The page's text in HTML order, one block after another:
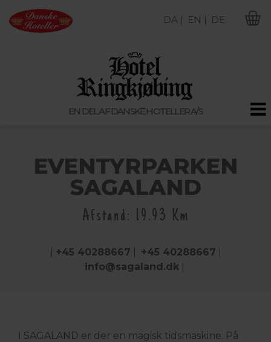
EN DEL AF DANSKE HOTELLER A/S
DA | EN | DE
EVENTYRPARKEN
SAGALAND
Afstand: 19.93 Km
+45 40288667 +45 40288667
info@sagaland.dk|
I SAGALAND er der en magisk tidsmaskine. På